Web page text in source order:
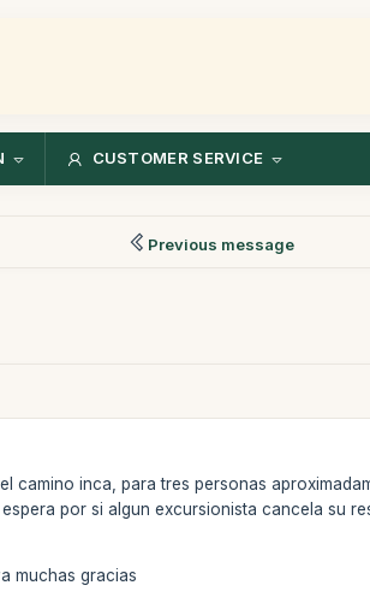
CUSTOMER SERVICE
Previous message
camino inca, para tres personas
por si algun excursionista cancela su
muchas gracias